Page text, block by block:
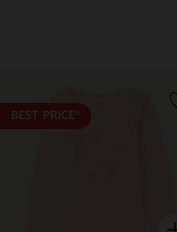
BEST PRICE*